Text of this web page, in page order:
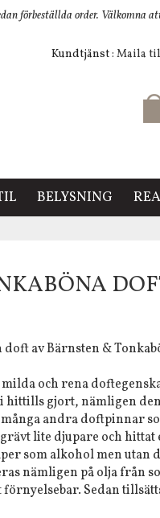
förbeställda order. Välkomna
Kundtjänst: Maila
BELYSNING REA
av Bärnsten &
och rena
hittills gjort, nämligen
andra doftpinnar
lite djupare och hittat
som alkohol men utan
nämligen på olja från
förnyelsebar. Sedan